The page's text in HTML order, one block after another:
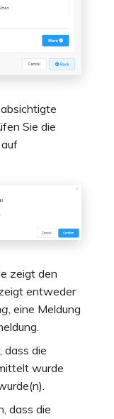
Sie die
zeigt den
entweder
, eine Meldung
dass die
wurde
dass die